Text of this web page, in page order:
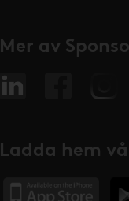
Mer av
Ladda hem